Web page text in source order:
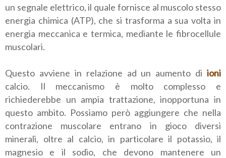
un segnale elettrico, il quale fornisce al muscolo stesso
energia chimica (ATP), che si trasforma a sua volta in
energia meccanica e termica, mediante le fibrocellule
muscolari.
Questo avviene in relazione ad un aumento di ioni
calcio. Il meccanismo è molto complesso e
richiederebbe un ampia trattazione, inopportuna in
questo ambito. Possiamo però aggiungere che nella
contrazione muscolare entrano in gioco diversi
minerali, oltre al calcio, in particolare il potassio, il
magnesio e il sodio, che devono mantenere un